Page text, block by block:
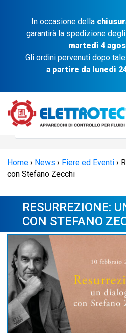
In occasione della
garantirà la spedizione
martedì 4
Gli ordini pervenuti dopo
a partire da lunedì
Home › News › Fiere ed Eventi ›
con Stefano Zecchi
RESURREZIONE:
CON STEFANO